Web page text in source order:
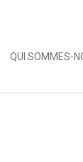
QUI SOMMES-